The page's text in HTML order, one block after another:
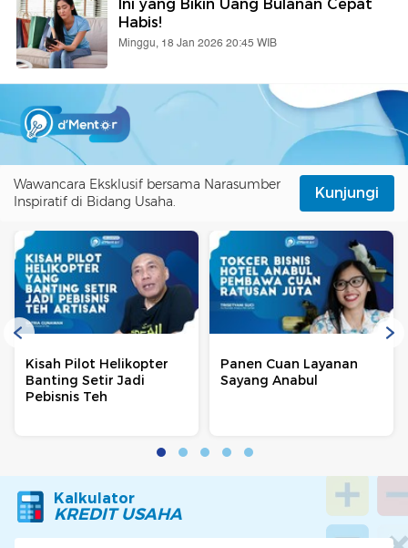
Ini yang Bikin Uang Bulanan Cepat
Habis!
Minggu, 18 Jan 2026 20:45 WIB
Wawancara Eksklusif bersama Narasumber
Inspiratif di Bidang Usaha.
Kunjungi
Kisah Pilot Helikopter
Banting Setir Jadi
Pebisnis Teh
Panen Cuan Layanan
Sayang Anabul
Kalkulator
KREDIT USAHA